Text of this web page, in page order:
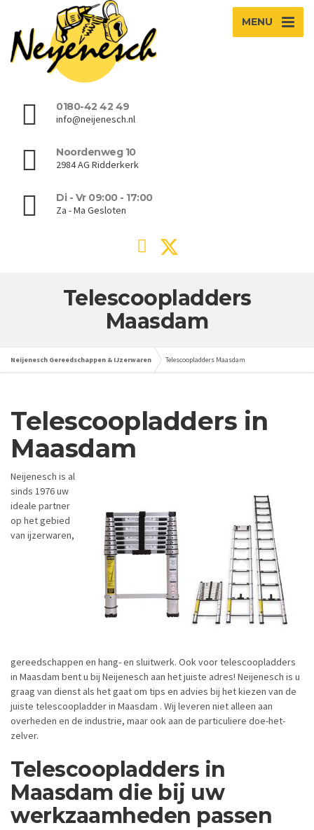
MENU
0180-42 42 49
info@neijenesch.nl
Noordenweg 10
2984 AG Ridderkerk
Di - Vr 09:00 - 17:00
Za - Ma Gesloten
Telescoopladders
Maasdam
Neijenesch Gereedschappen & IJzerwaren Telescoopladders Maasdam
Telescoopladders in
Maasdam
Neijenesch is al
sinds 1976 uw
ideale partner
op het gebied
van ijzerwaren,
gereedschappen en hang- en sluitwerk. Ook voor telescoopladders
in Maasdam bent u bij Neijenesch aan het juiste adres! Neijenesch is u
graag van dienst als het gaat om tips en advies bij het kiezen van de
juiste telescoopladder in Maasdam . Wij leveren niet alleen aan
overheden en de industrie, maar ook aan de particuliere doe-het-
zelver.
Telescoopladders in
Maasdam die bij uw
werkzaamheden passen